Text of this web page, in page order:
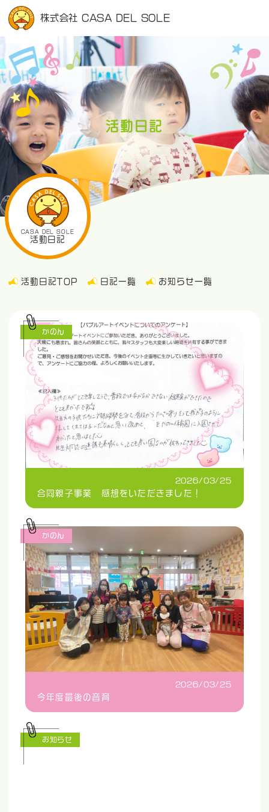
株式会社 CASA DEL SOLE
活動日記
CASA DEL SOLE
活動日記
活動日記TOP 日記一覧 お知らせ一覧
2026/03/25
合同親子事業 感想をいただきました！
かのん
2026/03/25
今年度最後の音育
かのん
お知らせ